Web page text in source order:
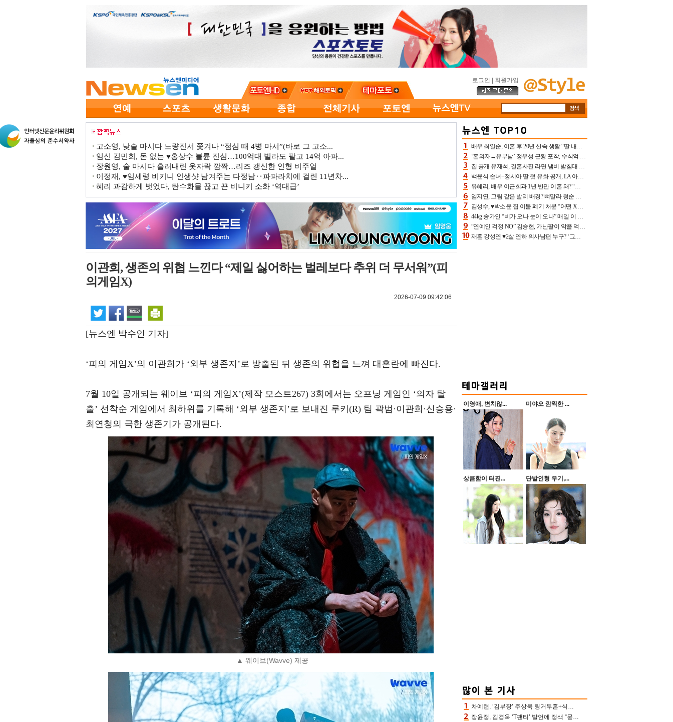
로그인 회원가입
고소영, 낮술 마시다 노량진서 쫓겨나 “점심 때 4병 마셔”(바로 그 고소...
임신 김민희, 돈 없는 ♥홍상수 불륜 진심…100억대 빌라도 팔고 14억 아파...
장원영, 술 마시다 흘러내린 옷자락 깜짝…리즈 갱신한 인형 비주얼
이정재, ♥임세령 비키니 인생샷 남겨주는 다정남‥파파라치에 걸린 11년차...
혜리 과감하게 벗었다, 탄수화물 끊고 끈 비니키 소화 ‘역대급’
이관희, 생존의 위협 느낀다 “제일 싫어하는 벌레보다 추위 더 무서워”(피
의게임X)
2026-07-09 09:42:06
[뉴스엔 박수인 기자]
‘피의 게임X’의 이관희가 ‘외부 생존지’로 방출된 뒤 생존의 위협을 느껴 대혼란에 빠진다.
7월 10일 공개되는 웨이브 ‘피의 게임X’(제작 모스트267) 3회에서는 오프닝 게임인 ‘의자 탈
출’ 선착순 게임에서 최하위를 기록해 ‘외부 생존지’로 보내진 루키(R) 팀 곽범·이관희·신승용·
최연청의 극한 생존기가 공개된다.
▲ 웨이브(Wavve) 제공
배우 최일순, 이혼 후 20년 산속 생활 “딸 내가 버렸다고 원망‥맘 아파”(특종)[어제TV]
‘혼외자→유부남’ 정우성 근황 포착, 수식억 해킹 피해 후배 만났다 “존경하는”
집 공개 유재석, 결혼사진 라면 냄비 받침대 되고 분노‥가족사진도 피해(놀뭐)[어제TV]
백윤식 손녀+정시아 딸 첫 유화 공개, LA 아트쇼→서울국제조각페스타 작가다운 수준급 실력
유혜리, 배우 이근희과 1년 반만 이혼 왜? “식칼 꽂고 의자 던져” 충격 폭로(특종)[어제TV]
임지연, 그림 같은 발리 배경? 뼈말라 청순 비키니 핏에 상대 안 되네
김성수, ♥박소윤 집 이불 폐기 처분 “어떤 X이랑 썼을지 몰라” 질투(신랑수업2)[어제TV]
44kg 송가인 “비가 오나 눈이 오나” 매일 이 운동, 허벅지 근육량 상승+체지방 감소
“연예인 걱정 NO” 김승현, 가난팔이 악플 억울할만‥아내+딸과 日 여행
재혼 강성연 ♥2살 연하 의사남편 누구? ‘그알’ 자문의에 훈남 비주얼 초엘리트 스펙 [종합]
이영애, 변치않... 미야오 깜찍한 ...
상큼함이 터진... 단발인형 우기,...
차예련, ‘김부장’ 주상욱 링거투혼+식스팩 비화 “옷 벗는데 아저씨는 안 된다고”(차장금)
장윤정, 김경욱 ‘T팬티’ 발언에 정색 “묻지 않았는데, 그것도 성희롱”(장공장)